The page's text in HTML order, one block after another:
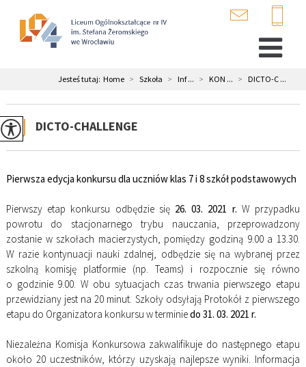
Jesteś tutaj: Home > Szkoła > Inf ... > KON ... > DICTO-C ...
DICTO-CHALLENGE
Pierwsza edycja konkursu dla uczniów klas 7 i 8 szkół podstawowych
Pierwszy etap konkursu odbędzie się 26. 03. 2021 r. W przypadku
powrotu do stacjonarnego trybu nauczania, przeprowadzony
zostanie w szkołach macierzystych, pomiędzy godziną 9.00 a 13.30.
W razie kontynuacji nauki zdalnej, odbędzie się na wybranej przez
szkolną komisję platformie (np. Teams) i rozpocznie się równo
o godzinie 9.00. W obu sytuacjach czas trwania pierwszego etapu
przewidziany jest na 20 minut. Szkoły odsyłają Protokół z pierwszego
etapu do Organizatora konkursu w terminiedo 31. 03. 2021 r.
Niezależna Komisja Konkursowa zakwalifikuje do następnego etapu
około 20 uczestników, którzy uzyskają najlepsze wyniki. Informacja